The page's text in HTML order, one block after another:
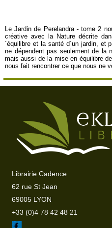
Le Jardin de Perelandra - tome 2
créative avec la Nature décrite
´équilibre et la santé d´un jardin, et
ne dépendent pas seulement de la
mais aussi de la mise en équilibre
nous fait rencontrer ce que nous ne
Librairie Cadence
62 rue St Jean
69005 LYON
+33 (0)4 78 42 48 21